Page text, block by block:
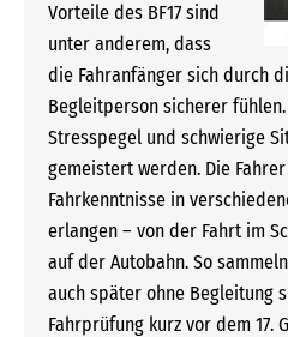
Vorteile des BF17 sind
unter anderem, dass
die Fahranfänger sich durch
Begleitperson sicherer
Stresspegel und schwierige
gemeistert werden. Die
Fahrkenntnisse in
erlangen – von der Fahrt im
auf der Autobahn. So
auch später ohne Begleitung
Fahrprüfung kurz vor dem 17.